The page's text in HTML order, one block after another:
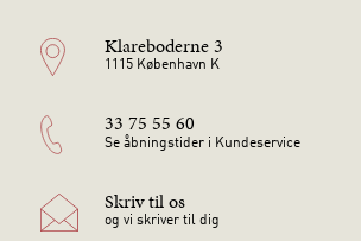
Klareboderne 3
1115 København K
33 75 55 60
Se åbningstider i Kundeservice
Skriv til os
og vi skriver til dig